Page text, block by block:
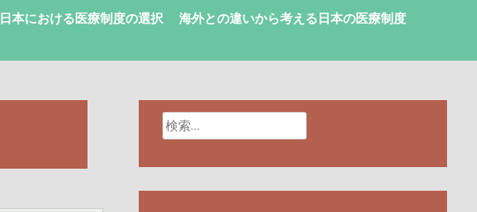
日本における医療制度の選択 海外との違いから考える日本の医療制度
検
索: